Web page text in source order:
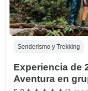
Senderismo y Trekking
Experiencia de
Aventura en